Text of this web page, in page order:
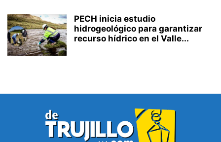
PECH inicia estudio
hidrogeológico para garantizar
recurso hídrico en el Valle...